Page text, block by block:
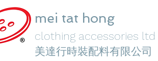
mei tat hong
clothing accessories ltd
美達行時裝配料有限公司